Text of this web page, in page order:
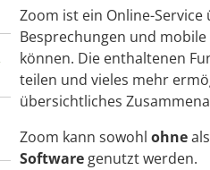
Zoom ist ein Online-
Besprechungen und
können. Die enthaltenen
teilen und vieles mehr
übersichtliches
Zoom kann sowohlohne
Software genutzt werden.